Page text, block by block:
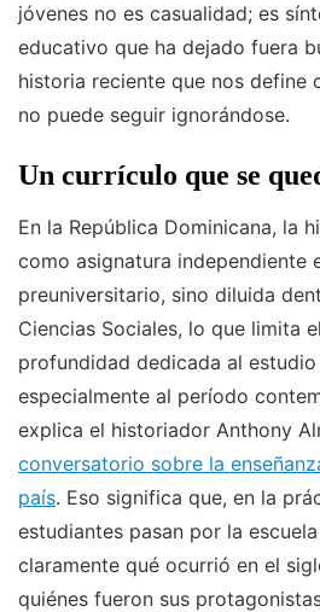
jóvenes no es casualidad; es
educativo que ha dejado fuera
historia reciente que nos define
no puede seguir ignorándose.
Un currículo que se
En la República Dominicana, la
como asignatura independiente
preuniversitario, sino diluida
Ciencias Sociales, lo que limita
profundidad dedicada al
especialmente al período
explica el historiador Anthony
conversatorio sobre la
país. Eso significa que, en la
estudiantes pasan por la
claramente qué ocurrió en el
quiénes fueron sus